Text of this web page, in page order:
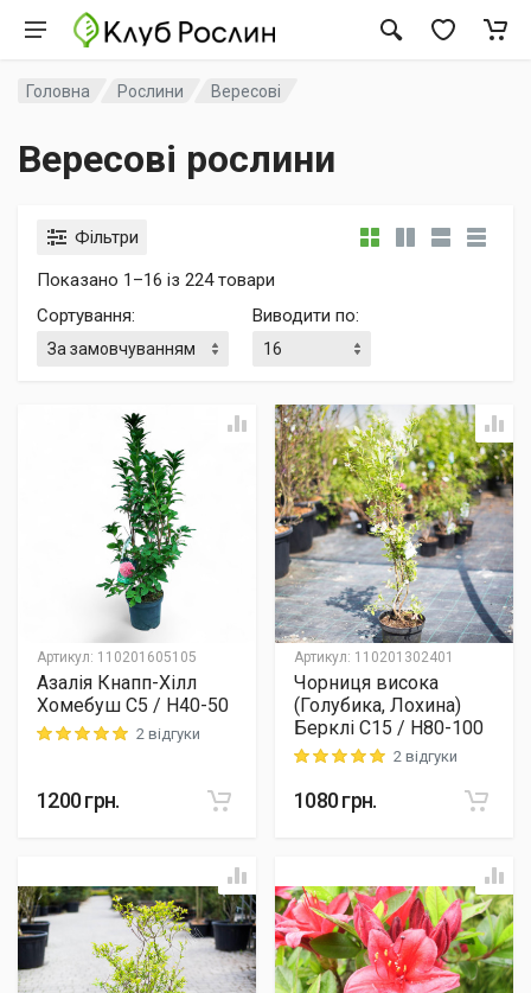
Головна Рослини Вересові
Вересові рослини
Фільтри
Показано 1–16 із 224 товари
Сортування: Виводити по:
Артикул: 110201605105
Азалія Кнапп-Хілл
Хомебуш C5 / H40-50
Rating: 5 out of 52 відгуки
1200грн.
Артикул: 110201302401
Чорниця висока
(Голубика, Лохина)
Берклі C15 / H80-100
Rating: 5 out of 52 відгуки
1080грн.